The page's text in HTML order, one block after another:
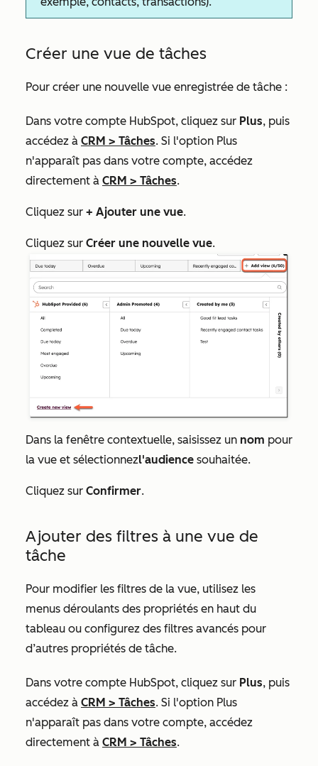
Créer une vue de tâches
Pour créer une nouvelle vue enregistrée de tâche :
Dans votre compte HubSpot, cliquez sur Plus, puis
accédez à CRM > Tâches. Si l'option Plus
n'apparaît pas dans votre compte, accédez
directement à CRM > Tâches.
Cliquez sur + Ajouter une vue.
Cliquez sur Créer une nouvelle vue.
Dans la fenêtre contextuelle, saisissez un nom pour
la vue et sélectionnezl'audience souhaitée.
Cliquez sur Confirmer.
Ajouter des filtres à une vue de
tâche
Pour modifier les filtres de la vue, utilisez les
menus déroulants des propriétés en haut du
tableau ou configurez des filtres avancés pour
d’autres propriétés de tâche.
Dans votre compte HubSpot, cliquez sur Plus, puis
accédez à CRM > Tâches. Si l'option Plus
n'apparaît pas dans votre compte, accédez
directement à CRM > Tâches.